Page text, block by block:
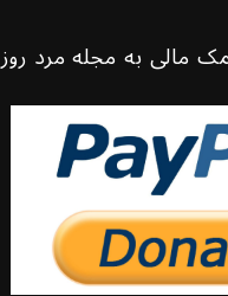
مالی به مجله مرد روز